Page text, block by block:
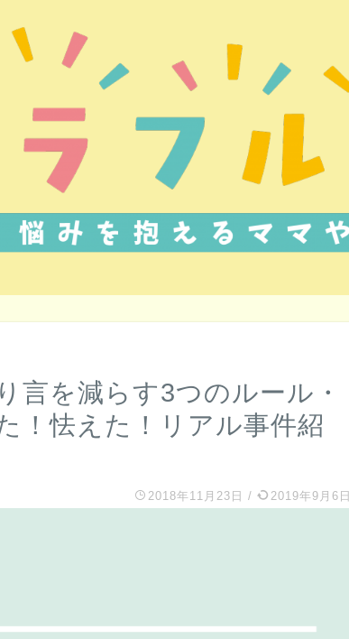
言を減らす3つのルール・
！怯えた！リアル事件紹
2018年11月23日 / 2019年9月6日